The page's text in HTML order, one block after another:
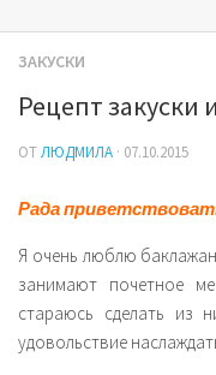
Десерты
Напитки
Секреты простых
ЗАКУСКИ
Рецепт закуски
ОТЛЮДМИЛА · 07.10.2015
Рада
Я очень люблю
занимают почетное
стараюсь сделать из
удовольствие